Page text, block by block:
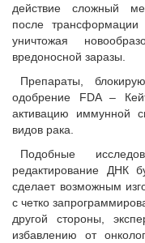
действие сложный
после трансформации
уничтожая
вредоносной заразы.
Препараты,
одобрение FDA –
активацию иммунной
видов рака.
Подобные
редактирование ДНК
сделает возможным
с четко
другой стороны,
избавлению от